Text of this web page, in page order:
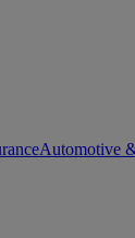
Automotive